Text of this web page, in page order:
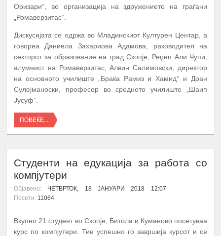
Оризари“, во организација на здружението на граѓани
„Ромаверзитас“.
Дискусијата се одржа во Младинскиот Културен Центар, а
говореа Даниела Захариова Адамова, раководител на
секторот за образование на град Скопје, Реџеп Али Чупи,
алумнист на Ромаверзитас, Алвин Салимовски, директор
на основното училиште „Браќа Рамиз и Хамид“ и Доан
Сулејманоски, професор во средното училиште „Шаип
Јусуф“.
ПОВЕЌЕ...
Студенти на едукација за работа со
компјутери
Објавено: ЧЕТВРТОК, 18 ЈАНУАРИ 2018 12:07
Посети: 11064
Вкупно 21 студент во Скопје, Битола и Куманово посетуваа
курс по компјутери. Тие успешно го завршија курсот и се